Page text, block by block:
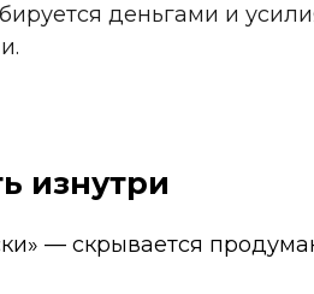
деньгами и
изнутри
— скрывается